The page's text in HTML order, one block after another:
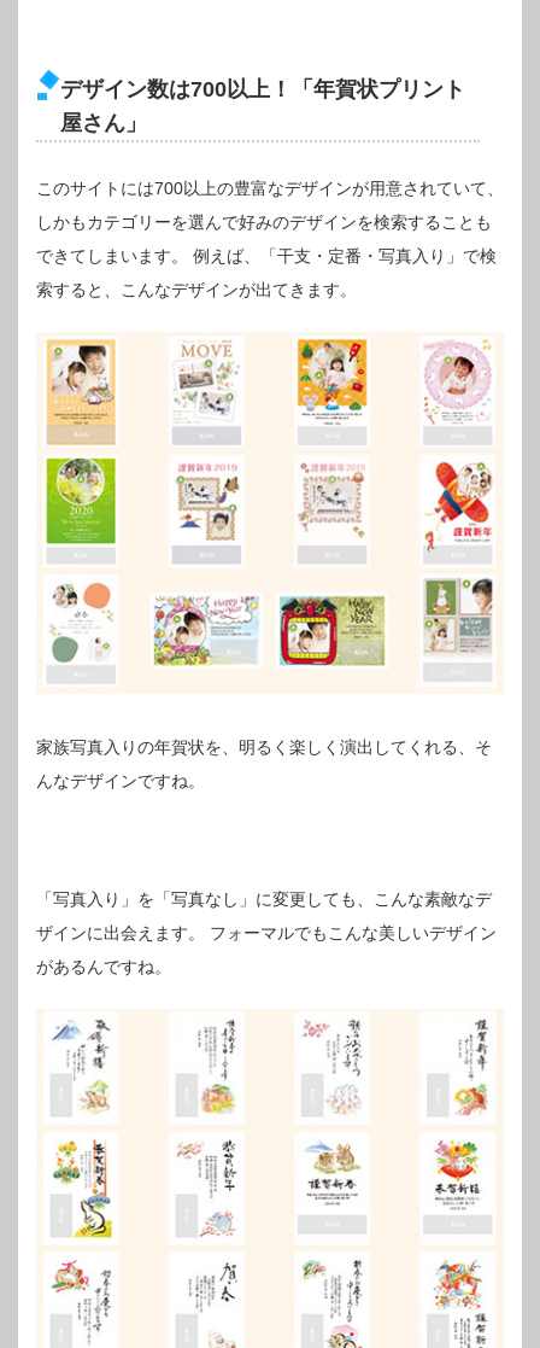
デザイン数は700以上！「年賀状プリント
屋さん」
このサイトには700以上の豊富なデザインが用意されていて、
しかもカテゴリーを選んで好みのデザインを検索することも
できてしまいます。
例えば、「干支・定番・写真入り」で検
索すると、こんなデザインが出てきます。
家族写真入りの年賀状を、明るく楽しく演出してくれる、そ
んなデザインですね。
「写真入り」を「写真なし」に変更しても、こんな素敵なデ
ザインに出会えます。
フォーマルでもこんな美しいデザイン
があるんですね。